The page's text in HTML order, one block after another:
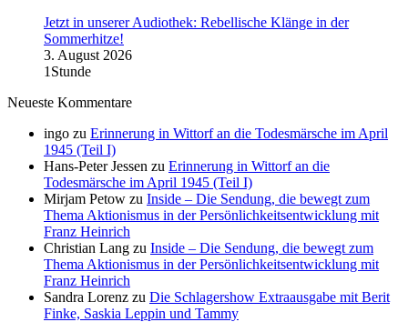
Jetzt in unserer Audiothek: Rebellische Klänge in der
Sommerhitze!
3. August 2026
1Stunde
Neueste Kommentare
ingo zu Erinnerung in Wittorf an die Todesmärsche im April
1945 (Teil I)
Hans-Peter Jessen zu Erinnerung in Wittorf an die
Todesmärsche im April 1945 (Teil I)
Mirjam Petow zu Inside – Die Sendung, die bewegt zum
Thema Aktionismus in der Persönlichkeitsentwicklung mit
Franz Heinrich
Christian Lang zu Inside – Die Sendung, die bewegt zum
Thema Aktionismus in der Persönlichkeitsentwicklung mit
Franz Heinrich
Sandra Lorenz zu Die Schlagershow Extraausgabe mit Berit
Finke, Saskia Leppin und Tammy